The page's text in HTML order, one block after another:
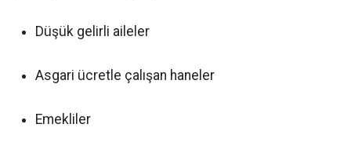
Düşük gelirli aileler
Asgari ücretle çalışan haneler
Emekliler